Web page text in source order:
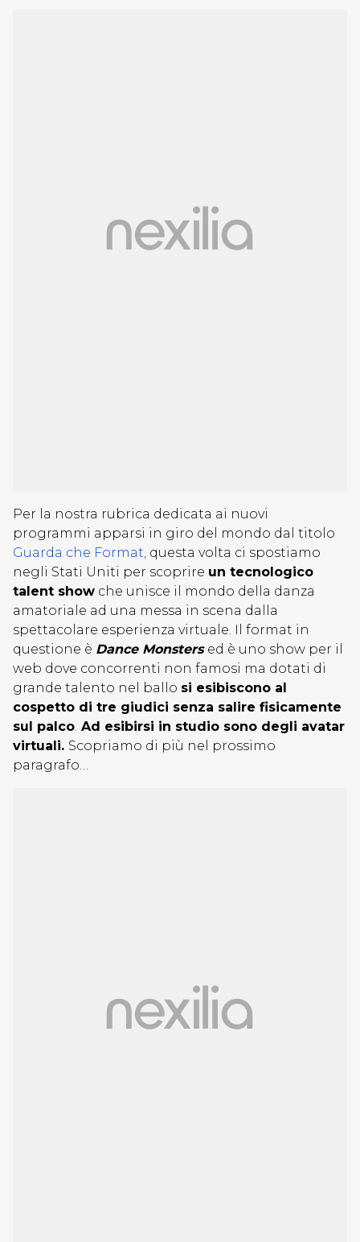
Per la nostra rubrica dedicata ai nuovi
programmi apparsi in giro del mondo dal titolo
Guarda che Format, questa volta ci spostiamo
negli Stati Uniti per scoprire un tecnologico
talent show che unisce il mondo della danza
amatoriale ad una messa in scena dalla
spettacolare esperienza virtuale. Il format in
questione è Dance Monsters ed è uno show per il
web dove concorrenti non famosi ma dotati di
grande talento nel ballo si esibiscono al
cospetto di tre giudici senza salire fisicamente
sul palco. Ad esibirsi in studio sono degli avatar
virtuali. Scopriamo di più nel prossimo
paragrafo…